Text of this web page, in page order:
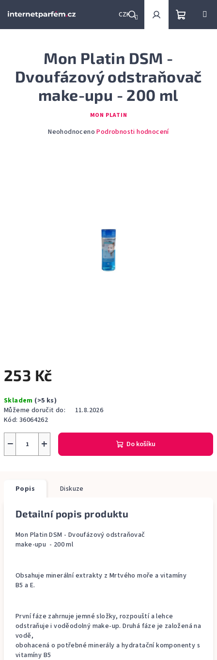
CZK
Hledat PřihlášeníNákupní
253 Kč
cena:
Skladem (>5 ks)
Můžeme doručit do:
11.8.2026
Kód: 36064262
+
− Do košíku
Mon Platin DSM -
Dvoufázový odstraňovač
make-upu - 200 ml
MON PLATIN
Průměrné
Neohodnoceno Podrobnosti hodnocení
Popis Diskuze
Detailní popis produktu
Mon Platin DSM - Dvoufázový odstraňovač
make-upu - 200 ml
Obsahuje minerální extrakty z Mrtvého moře a vitamíny
B5 a E.
První fáze zahrnuje jemné složky, rozpouští a lehce
odstraňuje i voděodolný make-up. Druhá fáze je založená na
vodě,
obohacená o potřebné minerály a hydratační komponenty s
vitamíny B5